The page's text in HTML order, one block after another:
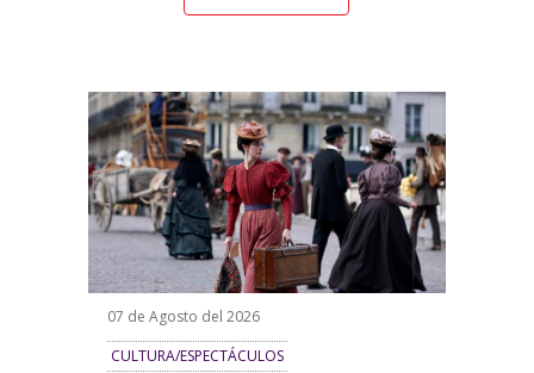
07 de Agosto del 2026
CULTURA/ESPECTÁCULOS